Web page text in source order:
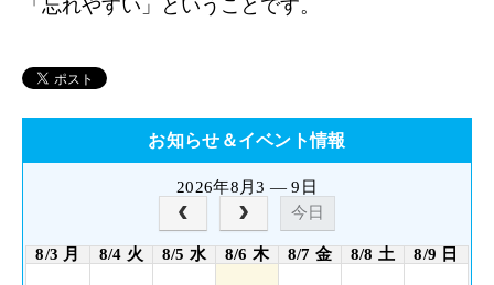
「忘れやすい」ということです。
お知らせ＆イベント情報
2026年8月3 — 9日
今日
8/3 月 8/4 火 8/5 水 8/6 木 8/7 金 8/8 土 8/9 日